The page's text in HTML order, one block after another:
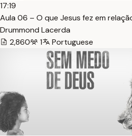
17:19
Aula 06 – O que Jesus fez em
Drummond Lacerda
2,860
1 Portuguese